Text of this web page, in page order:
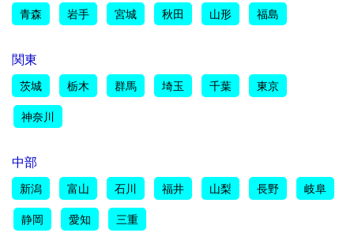
青森 岩手 宮城 秋田 山形 福島
関東
茨城 栃木 群馬 埼玉 千葉 東京
神奈川
中部
新潟 富山 石川 福井 山梨 長野 岐阜
静岡 愛知 三重